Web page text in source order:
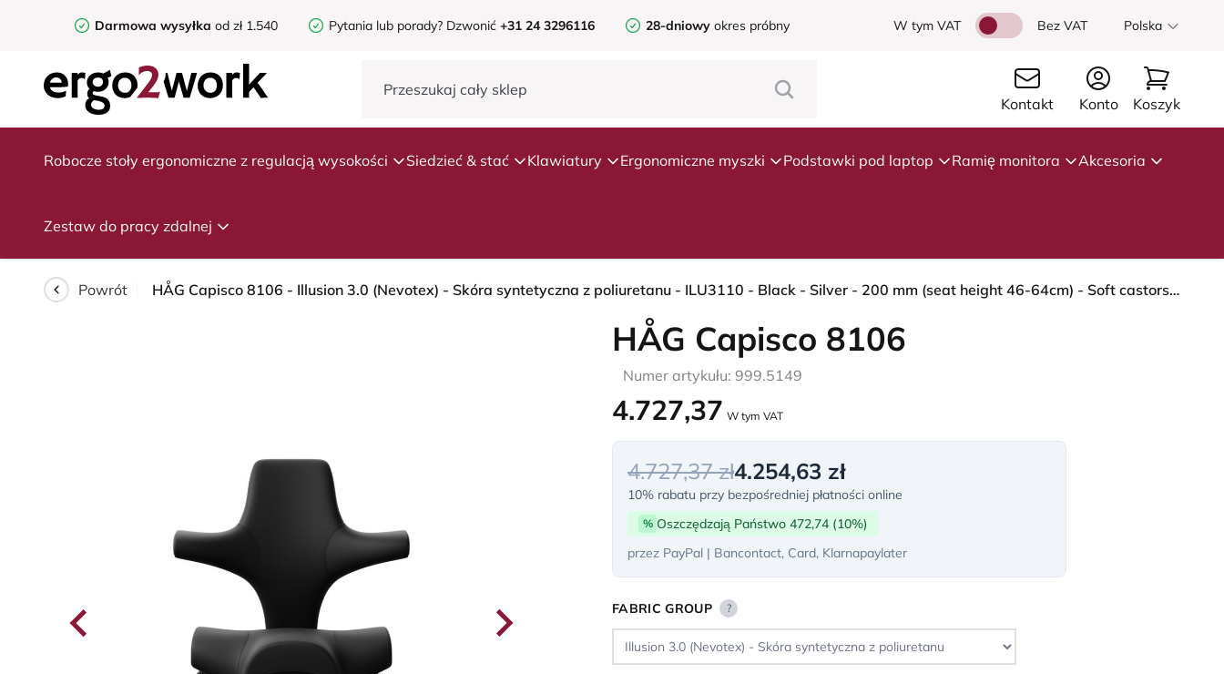
Darmowa wysyłka od zł 1.540 Pytania lub porady? Dzwonić +31 24 3296116 28-dniowy okres próbny W tym VAT Bez VAT Polska
Kontakt Konto Koszyk
Robocze stoły ergonomiczne z regulacją wysokości Siedzieć & stać Klawiatury Ergonomiczne myszki Podstawki pod laptop Ramię monitora Akcesoria
Zestaw do pracy zdalnej
Powrót HÅG Capisco 8106 - Illusion 3.0 (Nevotex) - Skóra syntetyczna z poliuretanu - ILU3110 - Black - Silver - 200 mm (seat height 46-64cm) - Soft castors for hard floors
HÅG Capisco 8106
Numer artykułu: 999.5149
4.727,37 W tym VAT
4.727,37 zł4.254,63 zł
10% rabatu przy bezpośredniej płatności online
% Oszczędzają Państwo 472,74 (10%)
przez PayPal | Bancontact, Card, Klarnapaylater
FABRIC GROUP ?